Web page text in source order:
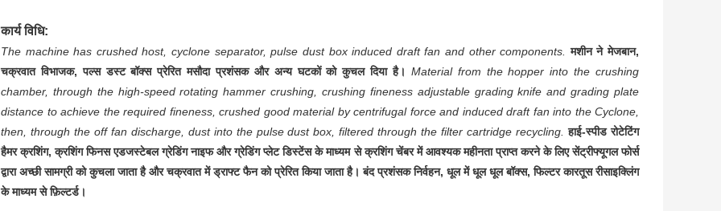
कार्य विधि:
The machine has crushed host, cyclone separator, pulse dust box induced draft fan and other components. मशीन ने मेजबान,
चक्रवात विभाजक, पल्स डस्ट बॉक्स प्रेरित मसौदा प्रशंसक और अन्य घटकों को कुचल दिया है। Material from the hopper into the crushing
chamber, through the high-speed rotating hammer crushing, crushing fineness adjustable grading knife and grading plate
distance to achieve the required fineness, crushed good material by centrifugal force and induced draft fan into the Cyclone,
then, through the off fan discharge, dust into the pulse dust box, filtered through the filter cartridge recycling. हाई-स्पीड रोटेटिंग
हैमर क्रशिंग, क्रशिंग फिनस एडजस्टेबल ग्रेडिंग नाइफ और ग्रेडिंग प्लेट डिस्टेंस के माध्यम से क्रशिंग चेंबर में आवश्यक महीनता प्राप्त करने के लिए सेंट्रीफ्यूगल फोर्स
द्वारा अच्छी सामग्री को कुचला जाता है और चक्रवात में ड्राफ्ट फैन को प्रेरित किया जाता है। बंद प्रशंसक निर्वहन, धूल में धूल धूल बॉक्स, फिल्टर कारतूस रीसाइक्लिंग
के माध्यम से फ़िल्टर्ड।